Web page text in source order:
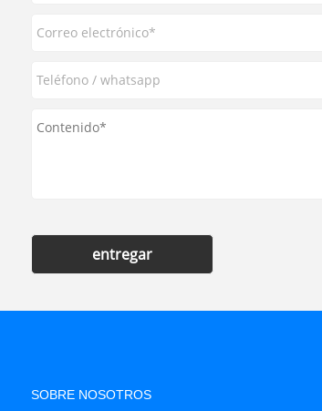
entregar
SOBRE NOSOTROS